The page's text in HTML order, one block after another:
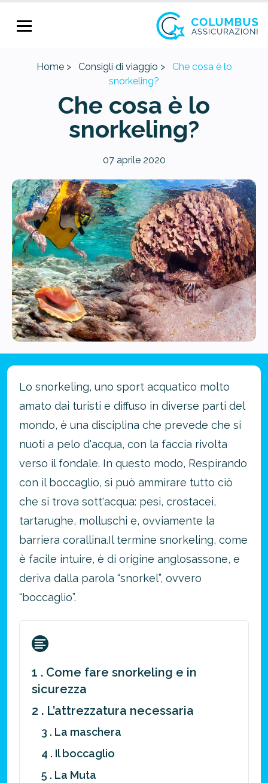
Home > Consigli di viaggio >
Che cosa è lo
snorkeling?
Che cosa è lo
snorkeling?
07 aprile 2020
Lo snorkeling, uno sport acquatico molto
amato dai turisti e diffuso in diverse parti del
mondo, è una disciplina che prevede che si
nuoti a pelo d'acqua, con la faccia rivolta
verso il fondale. In questo modo, Respirando
con il boccaglio, si può ammirare tutto ciò
che si trova sott'acqua: pesi, crostacei,
tartarughe, molluschi e, ovviamente la
barriera corallina.Il termine snorkeling, come
è facile intuire, è di origine anglosassone, e
deriva dalla parola “snorkel”, ovvero
“boccaglio”.
1 . Come fare snorkeling e in
sicurezza
2 . L’attrezzatura necessaria
3 . La maschera
4 . Il boccaglio
5 . La Muta